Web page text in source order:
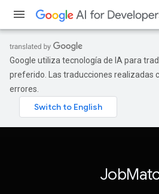
Google utiliza tecnología de IA para
preferido. Las traducciones realizadas
errores.